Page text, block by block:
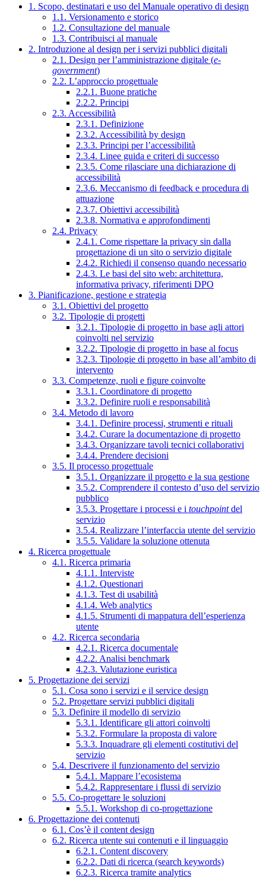
1. Scopo, destinatari e uso del Manuale operativo di design
1.1. Versionamento e storico
1.2. Consultazione del manuale
1.3. Contribuisci al manuale
2. Introduzione al design per i servizi pubblici digitali
2.1. Design per l’amministrazione digitale (e-
government)
2.2. L’approccio progettuale
2.2.1. Buone pratiche
2.2.2. Principi
2.3. Accessibilità
2.3.1. Definizione
2.3.2. Accessibilità by design
2.3.3. Principi per l’accessibilità
2.3.4. Linee guida e criteri di successo
2.3.5. Come rilasciare una dichiarazione di
accessibilità
2.3.6. Meccanismo di feedback e procedura di
attuazione
2.3.7. Obiettivi accessibilità
2.3.8. Normativa e approfondimenti
2.4. Privacy
2.4.1. Come rispettare la privacy sin dalla
progettazione di un sito o servizio digitale
2.4.2. Richiedi il consenso quando necessario
2.4.3. Le basi del sito web: architettura,
informativa privacy, riferimenti DPO
3. Pianificazione, gestione e strategia
3.1. Obiettivi del progetto
3.2. Tipologie di progetti
3.2.1. Tipologie di progetto in base agli attori
coinvolti nel servizio
3.2.2. Tipologie di progetto in base al focus
3.2.3. Tipologie di progetto in base all’ambito di
intervento
3.3. Competenze, ruoli e figure coinvolte
3.3.1. Coordinatore di progetto
3.3.2. Definire ruoli e responsabilità
3.4. Metodo di lavoro
3.4.1. Definire processi, strumenti e rituali
3.4.2. Curare la documentazione di progetto
3.4.3. Organizzare tavoli tecnici collaborativi
3.4.4. Prendere decisioni
3.5. Il processo progettuale
3.5.1. Organizzare il progetto e la sua gestione
3.5.2. Comprendere il contesto d’uso del servizio
pubblico
3.5.3. Progettare i processi e i touchpointdel
servizio
3.5.4. Realizzare l’interfaccia utente del servizio
3.5.5. Validare la soluzione ottenuta
4. Ricerca progettuale
4.1. Ricerca primaria
4.1.1. Interviste
4.1.2. Questionari
4.1.3. Test di usabilità
4.1.4. Web analytics
4.1.5. Strumenti di mappatura dell’esperienza
utente
4.2. Ricerca secondaria
4.2.1. Ricerca documentale
4.2.2. Analisi benchmark
4.2.3. Valutazione euristica
5. Progettazione dei servizi
5.1. Cosa sono i servizi e il service design
5.2. Progettare servizi pubblici digitali
5.3. Definire il modello di servizio
5.3.1. Identificare gli attori coinvolti
5.3.2. Formulare la proposta di valore
5.3.3. Inquadrare gli elementi costitutivi del
servizio
5.4. Descrivere il funzionamento del servizio
5.4.1. Mappare l’ecosistema
5.4.2. Rappresentare i flussi di servizio
5.5. Co-progettare le soluzioni
5.5.1. Workshop di co-progettazione
6. Progettazione dei contenuti
6.1. Cos’è il content design
6.2. Ricerca utente sui contenuti e il linguaggio
6.2.1. Content discovery
6.2.2. Dati di ricerca (search keywords)
6.2.3. Ricerca tramite analytics